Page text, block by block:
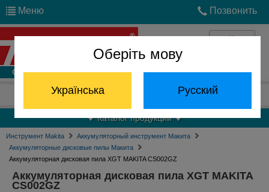
Оберіть мову
Українська Русский
Меню Позвонить
Войти
Отдел запчастей: (068) 824-24-24
Каталог продукции
Инструмент Makita
Аккумуляторный инструмент Макита
Аккумуляторные дисковые пилы Макита
Аккумуляторная дисковая пила XGT MAKITA CS002GZ
Аккумуляторная дисковая пила XGT MAKITA
CS002GZ